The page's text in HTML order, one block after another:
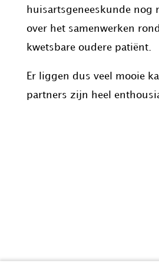
huisartsgeneeskunde nog
over het samenwerken
kwetsbare oudere patiënt.
Er liggen dus veel mooie
partners zijn heel